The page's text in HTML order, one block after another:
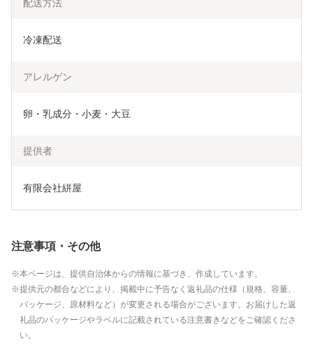
配送方法
冷凍配送
アレルゲン
卵・乳成分・小麦・大豆
提供者
有限会社絣屋
注意事項・その他
本ページは、提供自治体からの情報に基づき、作成しています。
提供元の都合などにより、掲載中に予告なく返礼品の仕様（規格、容量、
パッケージ、原材料など）が変更される場合がございます。お届けした返
礼品のパッケージやラベルに記載されている注意書きなどをご確認くださ
い。